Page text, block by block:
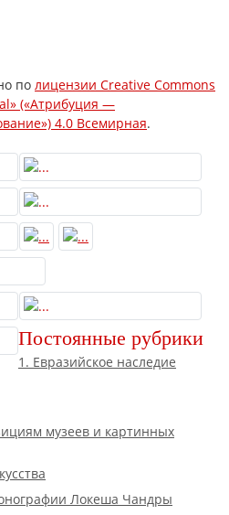
по лицензии Creative Commons
(«Атрибуция —
4.0 Всемирная.
Постоянные рубрики
1. Евразийское наследие
музеев и картинных
Локеша Чандры